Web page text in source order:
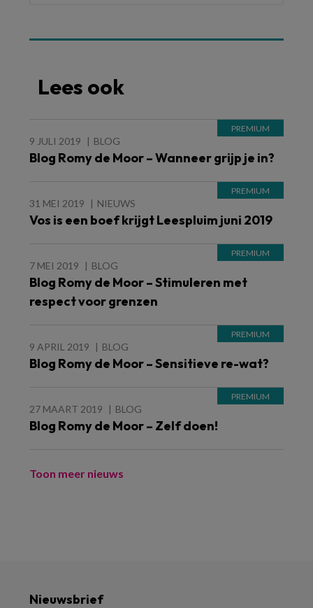
Lees ook
9 JULI 2019 BLOG
Blog Romy de Moor – Wanneer grijp je in?
31 MEI 2019 NIEUWS
Vos is een boef krijgt Leespluim juni 2019
7 MEI 2019 BLOG
Blog Romy de Moor – Stimuleren met
respect voor grenzen
9 APRIL 2019 BLOG
Blog Romy de Moor – Sensitieve re-wat?
27 MAART 2019 BLOG
Blog Romy de Moor – Zelf doen!
Toon meer nieuws
Nieuwsbrief